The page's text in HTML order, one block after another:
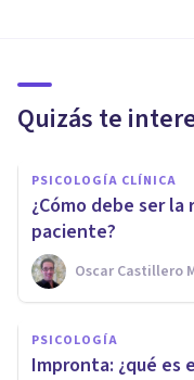
Quizás te
PSICOLOGÍA CLÍNICA
¿Cómo debe ser
paciente?
Oscar Castillero
PSICOLOGÍA
Impronta: ¿qué es